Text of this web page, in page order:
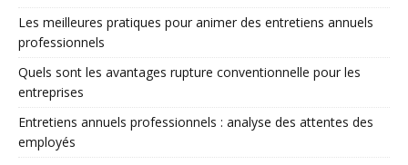
Les meilleures pratiques pour animer des entretiens annuels
professionnels
Quels sont les avantages rupture conventionnelle pour les
entreprises
Entretiens annuels professionnels : analyse des attentes des
employés